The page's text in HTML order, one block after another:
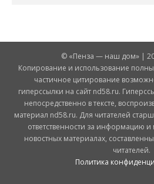
© «Пенза — наш дом» |
Копирование и использование
частичное цитирование
гиперссылки на сайт nd58.ru.
непосредственно в тексте,
материал nd58.ru. Для читателей
ответственности за информацию
новостных материалах,
читателей.
Политика